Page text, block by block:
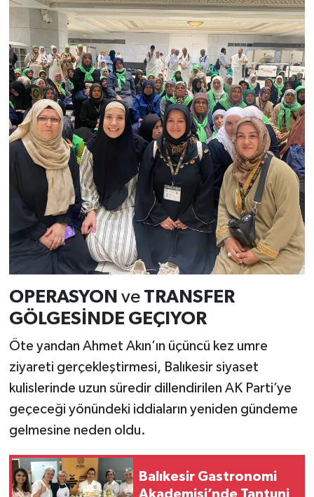
OPERASYON ve TRANSFER
GÖLGESİNDE GEÇIYOR
Öte yandan Ahmet Akın’ın üçüncü kez umre
ziyareti gerçekleştirmesi, Balıkesir siyaset
kulislerinde uzun süredir dillendirilen AK Parti’ye
geçeceği yönündeki iddiaların yeniden gündeme
gelmesine neden oldu.
Balıkesir Gastronomi
Akademisi’nde Tantuni